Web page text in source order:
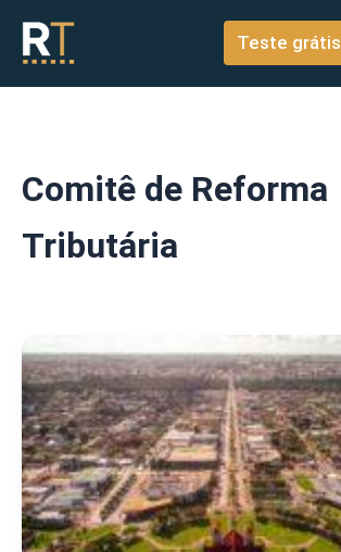
conteúdo
Teste grátis
Comitê de Reforma
Tributária